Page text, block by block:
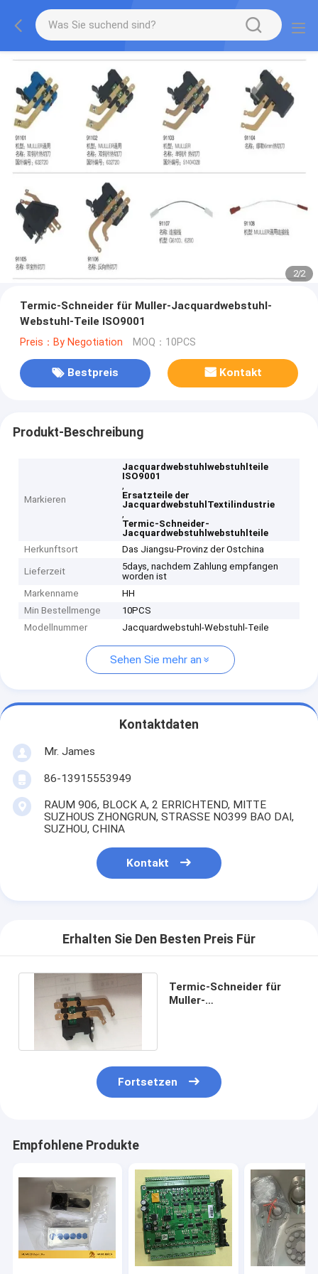
2/2
Termic-Schneider für Muller-Jacquardwebstuhl-
Webstuhl-Teile ISO9001
Preis：By Negotiation MOQ：10PCS
Bestpreis Kontakt
Produkt-Beschreibung
Markieren
Jacquardwebstuhlwebstuhlteile
ISO9001
,
Ersatzteile der
JacquardwebstuhlTextilindustrie
,
Termic-Schneider-
Jacquardwebstuhlwebstuhlteile
Herkunftsort
Das Jiangsu-Provinz der Ostchina
Lieferzeit
5days, nachdem Zahlung empfangen
worden ist
Markenname
HH
Min Bestellmenge
10PCS
Modellnummer
Jacquardwebstuhl-Webstuhl-Teile
Sehen Sie mehr an
Kontaktdaten
Mr. James
86-13915553949
RAUM 906, BLOCK A, 2 ERRICHTEND, MITTE
SUZHOUS ZHONGRUN, STRASSE NO399 BAO DAI,
SUZHOU, CHINA
Kontakt
Erhalten Sie Den Besten Preis Für
Termic-Schneider für
Muller-
Fortsetzen
Empfohlene Produkte